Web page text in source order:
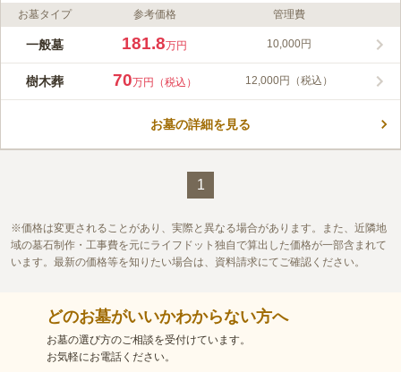
ライフドット編集部のコメント
都心にあるためアクセスが良く、徒歩、バス、車と移動手段が選
3分ほどです。最寄り駅は「鮫洲駅」となり、お寺に向かう際は
西口、墓地に向かう際は東口から行くと便利です。また、墓地に
す。お墓のタイプは一般墓と樹木葬があり、樹木葬はペット共葬
この霊園はまだ誰からも評価されていません。
お墓タイプ 参考価格 管理費
一般墓 181.8万円 10,000円
樹木葬 70万円（税込） 12,000円（税込）
お墓の詳細を見る
1
価格は変更されることがあり、実際と異なる場合があります。また、近隣地
域の墓石制作・工事費を元にライフドット独自で算出した価格が一部含まれて
います。最新の価格等を知りたい場合は、資料請求にてご確認ください。
どのお墓がいいかわからない方へ
お墓の選び方のご相談を受付けています。
お気軽にお電話ください。